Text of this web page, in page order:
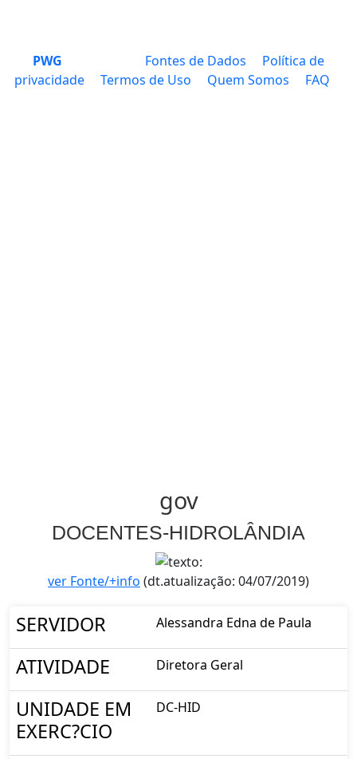
PWG Fontes de Dados
Política de
privacidade
Termos de Uso Quem Somos FAQ
gov
DOCENTES-HIDROLÂNDIA
ver Fonte/+info (dt.atualização: 04/07/2019)
SERVIDOR Alessandra Edna de Paula
ATIVIDADE Diretora Geral
UNIDADE EM
EXERC?CIO
DC-HID